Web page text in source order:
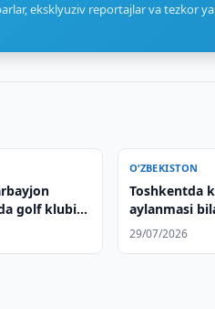
eksklyuziv reportajlar va tezkor
golf klubini
O‘ZBEKISTON
Toshkentda
aylanmasi
29/07/2026